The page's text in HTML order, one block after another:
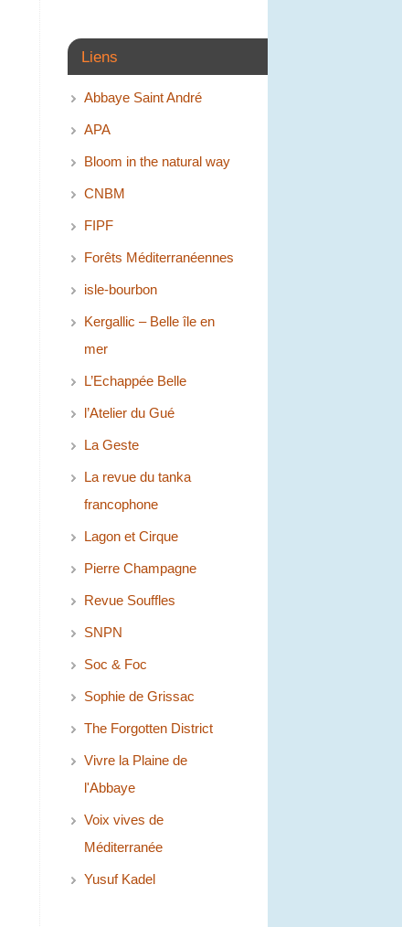
Liens
Abbaye Saint André
APA
Bloom in the natural way
CNBM
FIPF
Forêts Méditerranéennes
isle-bourbon
Kergallic – Belle île en
mer
L’Echappée Belle
l’Atelier du Gué
La Geste
La revue du tanka
francophone
Lagon et Cirque
Pierre Champagne
Revue Souffles
SNPN
Soc & Foc
Sophie de Grissac
The Forgotten District
Vivre la Plaine de
l'Abbaye
Voix vives de
Méditerranée
Yusuf Kadel